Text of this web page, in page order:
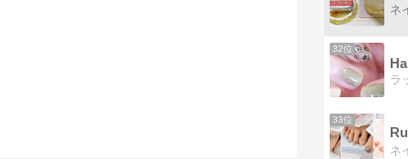
32位
33位